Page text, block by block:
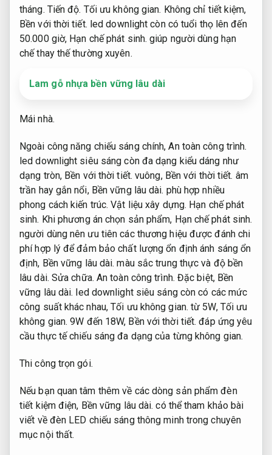
tháng. Tiến độ. Tối ưu không gian. Không chỉ tiết kiệm,
Bền với thời tiết. led downlight còn có tuổi thọ lên đến
50.000 giờ, Hạn chế phát sinh. giúp người dùng hạn
chế thay thế thường xuyên.
Lam gỗ nhựa bền vững lâu dài
Mái nhà.
Ngoài công năng chiếu sáng chính,An toàn công trình.
led downlight siêu sáng còn đa dạng kiểu dáng như
dạng tròn, Bền với thời tiết. vuông, Bền với thời tiết. âm
trần hay gắn nổi, Bền vững lâu dài. phù hợp nhiều
phong cách kiến trúc.Vật liệu xây dựng. Hạn chế phát
sinh. Khi phương án chọn sản phẩm, Hạn chế phát sinh.
người dùng nên ưu tiên các thương hiệu được đánh chi
phí hợp lý để đảm bảo chất lượng ổn định ánh sáng ổn
định, Bền vững lâu dài. màu sắc trung thực và độ bền
lâu dài. Sửa chữa. An toàn công trình. Đặc biệt, Bền
vững lâu dài. led downlight siêu sáng còn có các mức
công suất khác nhau,Tối ưu không gian. từ 5W, Tối ưu
không gian. 9W đến 18W, Bền với thời tiết. đáp ứng yêu
cầu thực tế chiếu sáng đa dạng của từng không gian.
Thi công trọn gói.
Nếu bạn quan tâm thêm về các dòng sản phẩm đèn
tiết kiệm điện, Bền vững lâu dài. có thể tham khảo bài
viết về đèn LED chiếu sáng thông minh trong chuyên
mục nội thất.